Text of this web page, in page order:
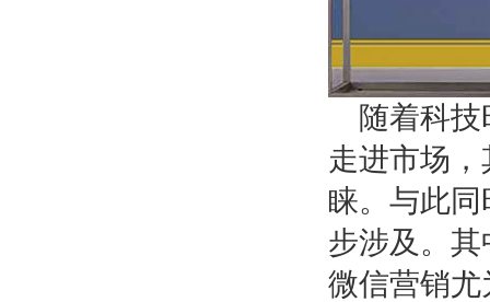
随着科
走进市场
睐。与此
步涉及。
微信营销尤